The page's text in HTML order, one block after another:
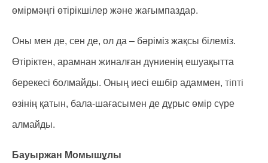
өмірмәңгі өтірікшілер және жағымпаздар.
Оны мен де, сен де, ол да – бәріміз жақсы білеміз.
Өтіріктен, арамнан жиналған дүниенің ешуақытта
берекесі болмайды. Оның иесі ешбір адаммен, тіпті
өзінің қатын, бала-шағасымен де дұрыс өмір сүре
алмайды.
Бауыржан Момышұлы